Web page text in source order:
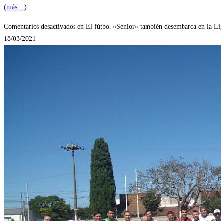
(más…)
Comentarios desactivados en El fútbol «Senior» también desembarca en la
18/03/2021